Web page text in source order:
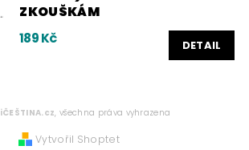
ZKOUŠKÁM
189 Kč DETAIL
iČEŠTINA.cz, všechna práva vyhrazena
Vytvořil Shoptet